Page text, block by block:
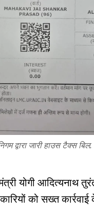
द्वारा जारी हाउस टैक्स
योगी आदित्यनाथ
को सख्त कार्रवाई